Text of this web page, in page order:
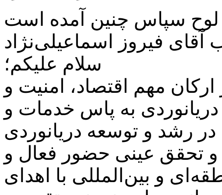
آقای فیروز اسماعیلی‌نژاد
سلام علیکم؛
مهم اقتصاد، امنیت و
به پاس خدمات و
در رشد و توسعه دریانوردی
تحقق عینی حضور فعال و
و بین‌المللی با اهدای